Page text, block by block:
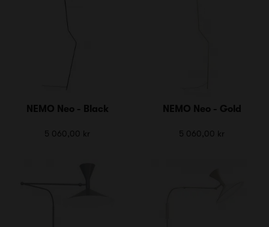
NEMO Neo - Black
5 060,00 kr
NEMO Neo - Gold
5 060,00 kr